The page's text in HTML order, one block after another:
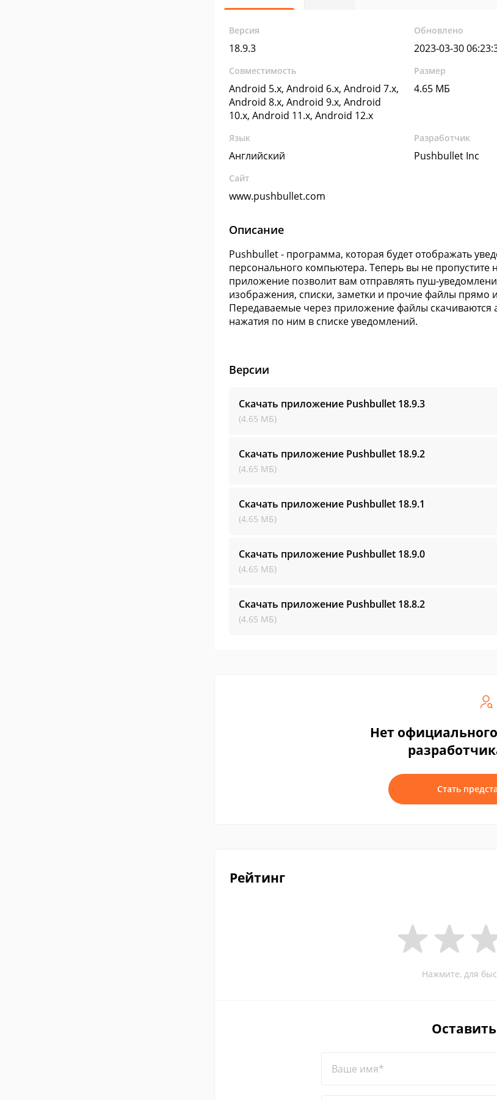
Версия
18.9.3
Обновлено
2023-03-30
Совместимость
Android 5.x, Android 6.x, Android 7.x,
Android 8.x, Android 9.x, Android
10.x, Android 11.x, Android 12.x
Размер
4.65 МБ
Язык
Английский
Разработчик
Pushbullet Inc
Сайт
www.pushbullet.com
Описание
Pushbullet - программа, которая будет отображать
персонального компьютера. Теперь вы не
приложение позволит вам отправлять пуш-
изображения, списки, заметки и прочие файлы прямо
Передаваемые через приложение файлы скачиваются
нажатия по ним в списке уведомлений.
Версии
Скачать приложение Pushbullet 18.9.3
(4.65 МБ)
Скачать приложение Pushbullet 18.9.2
(4.65 МБ)
Скачать приложение Pushbullet 18.9.1
(4.65 МБ)
Скачать приложение Pushbullet 18.9.0
(4.65 МБ)
Скачать приложение Pushbullet 18.8.2
(4.65 МБ)
Нет
Стать
Рейтинг
Нажмите, для
Ваше имя*